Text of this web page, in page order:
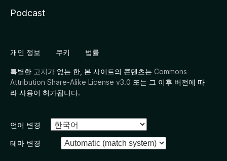
Podcast
개인 정보 쿠키 법률
특별한 고지가 없는 한, 본 사이트의 콘텐츠는 Commons
Attribution Share-Alike License v3.0 또는 그 이후 버전에 따
라 사용이 허가됩니다.
언어 변경
테마 변경